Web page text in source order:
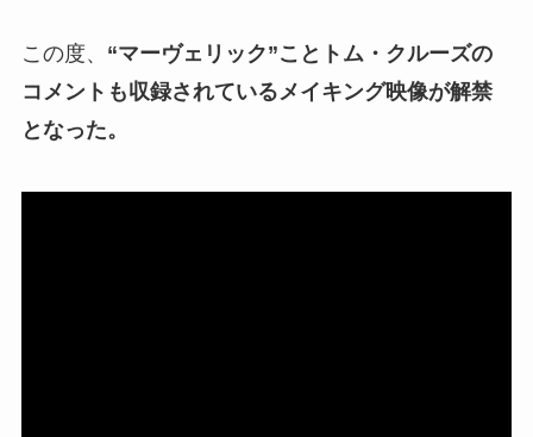
この度、 “マーヴェリック”ことトム・クルーズの
コメントも収録されているメイキング映像が解禁
となった。